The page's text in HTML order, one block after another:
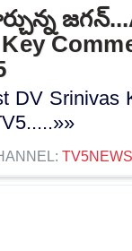
DV Srinivas
TV5NEWS